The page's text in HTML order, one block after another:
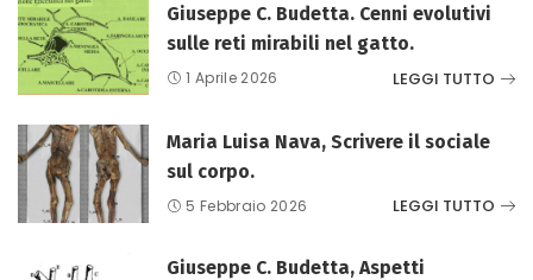
Giuseppe C. Budetta. Cenni evolutivi
sulle reti mirabili nel gatto.
1 Aprile 2026 LEGGI TUTTO
Maria Luisa Nava, Scrivere il sociale
sul corpo.
5 Febbraio 2026 LEGGI TUTTO
Giuseppe C. Budetta, Aspetti